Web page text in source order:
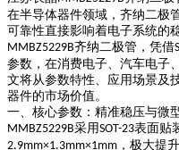
在半导体器件领域，齐纳二极
可靠性直接影响着电子系统的
MMBZ5229B齐纳二极管，凭借
参数，在消费电子、汽车电子
文将从参数特性、应用场景及
器件的市场价值。
一、核心参数：精准稳压与微
MMBZ5229B采用SOT-23表面贴
2.9mm×1.3mm×1mm ，极大提